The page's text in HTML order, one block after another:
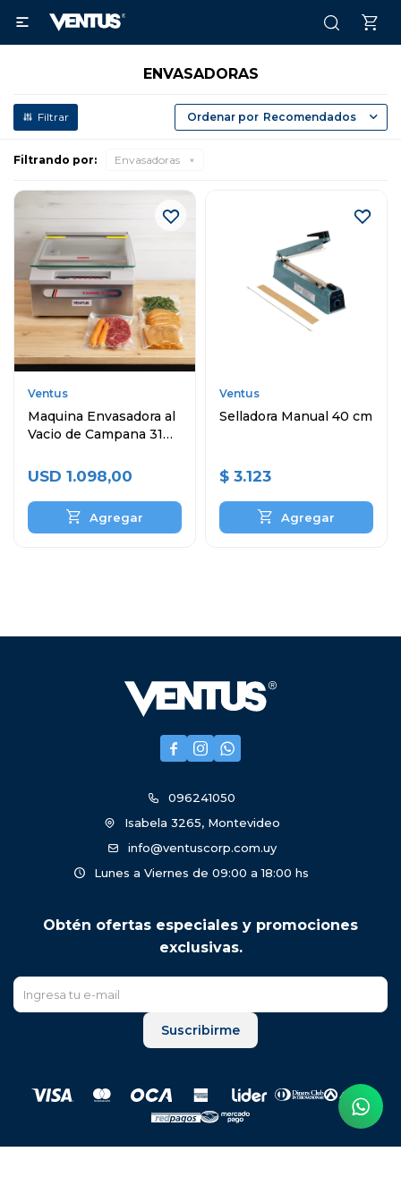

ENVASADORAS
Recomendados
Filtrando por: Envasadoras
Ventus
Maquina Envasadora al
Vacio de Campana 31
USD 1.098,00
Ventus
Selladora Manual 40 cm
$ 3.123
  
096241050
Isabela 3265, Montevideo
info@ventuscorp.com.uy
Lunes a Viernes de 09:00 a 18:00 hs
Obtén ofertas especiales y promociones
exclusivas.
Suscribirme